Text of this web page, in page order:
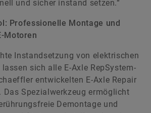
und sicher instand setzen.“
Professionelle Montage und
Motoren
Instandsetzung von elektrischen
sich alle E-Axle RepSystem-
entwickelten E-Axle Repair
Das Spezialwerkzeug ermöglicht
Demontage und